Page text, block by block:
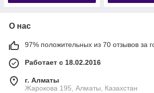
О нас
97% положительных из 70 отзывов за
Работает с 18.02.2016
г. Алматы
Жарокова 195, Алматы, Казахстан